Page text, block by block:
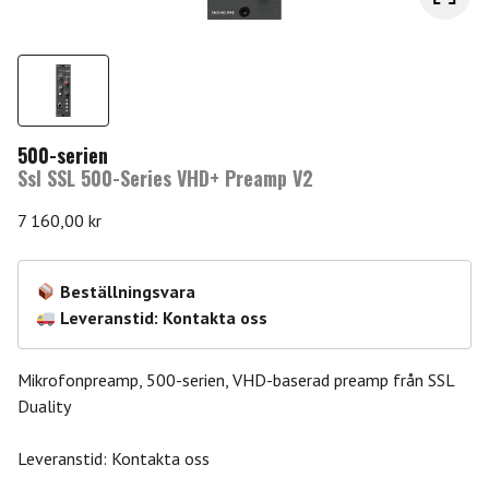
500-serien
Ssl SSL 500-Series VHD+ Preamp V2
7 160,00 kr
Beställningsvara
Leveranstid: Kontakta oss
Mikrofonpreamp, 500-serien, VHD-baserad preamp från SSL
Duality
Leveranstid: Kontakta oss